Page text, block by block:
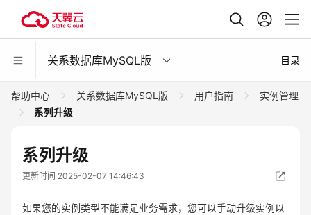
关系数据库MySQL版 目录
帮助中心 关系数据库MySQL版 用户指南
实例管理
系列升级
系列升级
更新时间 2025-02-07 14:46:43
如果您的实例类型不能满足业务需求，您可以手动升级实例以